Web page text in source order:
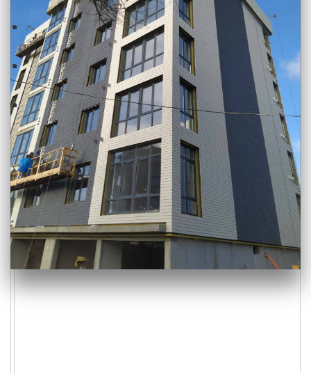
Фото
Консультація
section-five